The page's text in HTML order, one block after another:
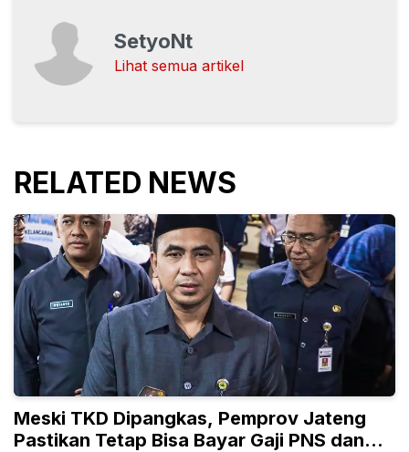
SetyoNt
Lihat semua artikel
RELATED NEWS
Meski TKD Dipangkas, Pemprov Jateng
Pastikan Tetap Bisa Bayar Gaji PNS dan